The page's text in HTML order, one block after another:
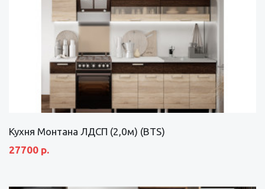
Кухня Монтана ЛДСП (2,0м) (BTS)
27700 р.